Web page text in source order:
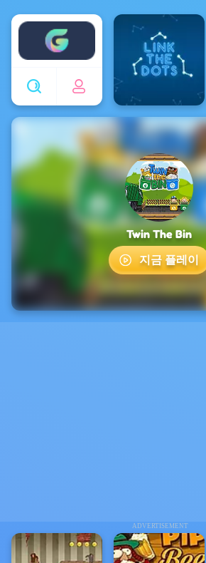
Enjoy4fun
ADVERTISEMENT
Twin The Bin
지금 플레이